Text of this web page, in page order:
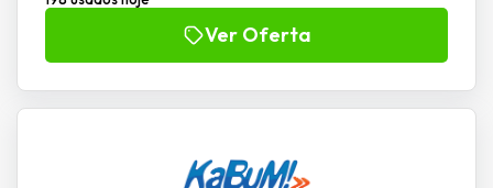
Ver Oferta